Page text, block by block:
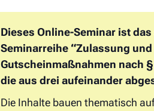
Dieses Online-Seminar ist
Seminarreihe “Zulassung
Gutscheinmaßnahmen nach §
die aus drei aufeinander
Die Inhalte bauen thematisch